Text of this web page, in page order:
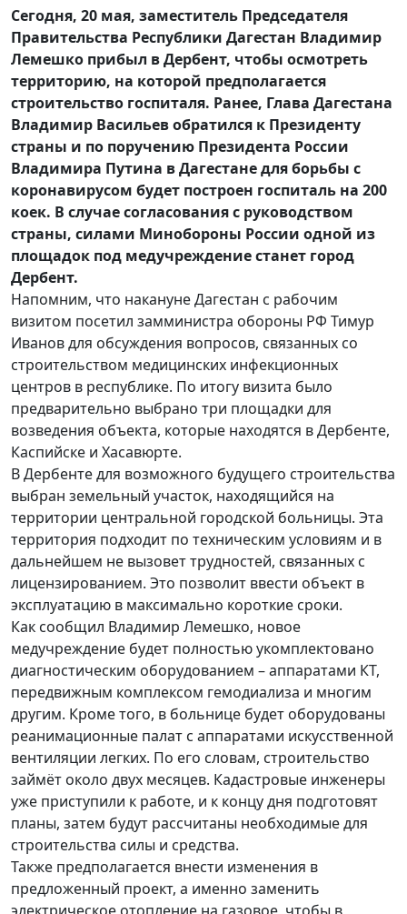
Сегодня, 20 мая, заместитель Председателя
Правительства Республики Дагестан Владимир
Лемешко прибыл в Дербент, чтобы осмотреть
территорию, на которой предполагается
строительство госпиталя. Ранее, Глава Дагестана
Владимир Васильев обратился к Президенту
страны и по поручению Президента России
Владимира Путина в Дагестане для борьбы с
коронавирусом будет построен госпиталь на 200
коек. В случае согласования с руководством
страны, силами Минобороны России одной из
площадок под медучреждение станет город
Дербент.
Напомним, что накануне Дагестан с рабочим
визитом посетил замминистра обороны РФ Тимур
Иванов для обсуждения вопросов, связанных со
строительством медицинских инфекционных
центров в республике. По итогу визита было
предварительно выбрано три площадки для
возведения объекта, которые находятся в Дербенте,
Каспийске и Хасавюрте.
В Дербенте для возможного будущего строительства
выбран земельный участок, находящийся на
территории центральной городской больницы. Эта
территория подходит по техническим условиям и в
дальнейшем не вызовет трудностей, связанных с
лицензированием. Это позволит ввести объект в
эксплуатацию в максимально короткие сроки.
Как сообщил Владимир Лемешко, новое
медучреждение будет полностью укомплектовано
диагностическим оборудованием – аппаратами КТ,
передвижным комплексом гемодиализа и многим
другим. Кроме того, в больнице будет оборудованы
реанимационные палат с аппаратами искусственной
вентиляции легких. По его словам, строительство
займёт около двух месяцев. Кадастровые инженеры
уже приступили к работе, и к концу дня подготовят
планы, затем будут рассчитаны необходимые для
строительства силы и средства.
Также предполагается внести изменения в
предложенный проект, а именно заменить